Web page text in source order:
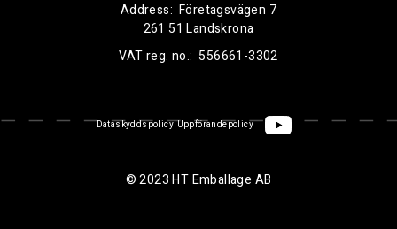
Address: Företagsvägen 7
261 51 Landskrona
VAT reg. no.: 556661-3302
Dataskyddspolicy Uppförandepolicy
© 2023 HT Emballage AB